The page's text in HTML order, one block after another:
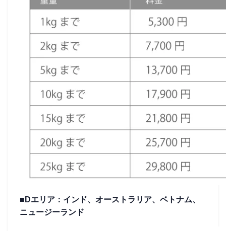
■Dエリア：インド、オーストラリア、ベトナム、
ニュージーランド